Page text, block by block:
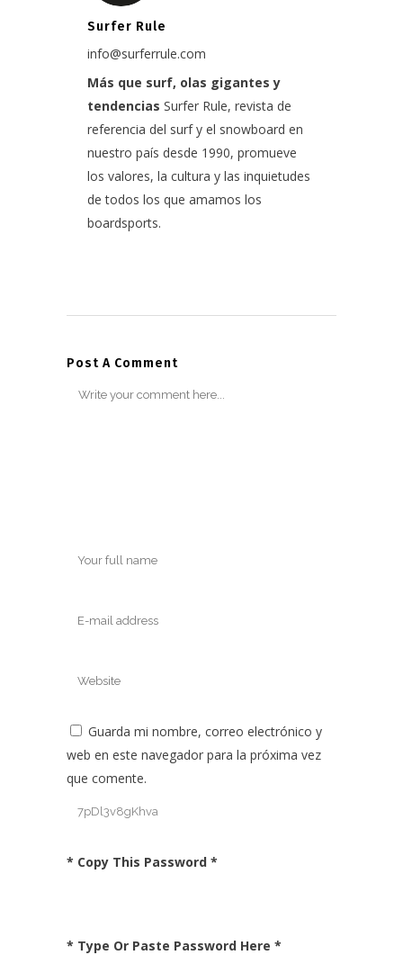
Surfer Rule
info@surferrule.com
Más que surf, olas gigantes y
tendencias Surfer Rule, revista de
referencia del surf y el snowboard en
nuestro país desde 1990, promueve
los valores, la cultura y las inquietudes
de todos los que amamos los
boardsports.
Post A Comment
Guarda mi nombre, correo electrónico y
web en este navegador para la próxima vez
que comente.
* Copy This Password *
* Type Or Paste Password Here *